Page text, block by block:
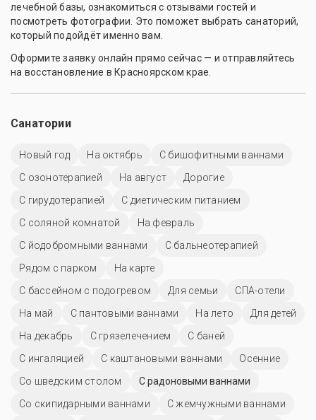
лечебной базы, ознакомиться с отзывами гостей и
посмотреть фотографии. Это поможет выбрать санаторий,
который подойдёт именно вам.
Оформите заявку онлайн прямо сейчас — и отправляйтесь
на восстановление в Красноярском крае.
Санатории
Новый год На октябрь
С бишофитными ваннами
С озонотерапией
На август
Дорогие
С гирудотерапией
С диетическим питанием
С соляной комнатой
На февраль
С йодобромными ваннами
С бальнеотерапией
Рядом с парком
На карте
С бассейном с подогревом
Для семьи
СПА-отели
На май
С пантовыми ваннами На лето
Для детей
На декабрь
С грязелечением
С баней
С ингаляцией
С каштановыми ваннами
Осенние
Со шведским столом
С радоновыми ваннами
Со скипидарными ваннами
С жемчужными ваннами